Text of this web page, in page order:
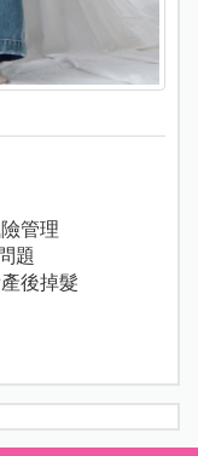
管理
題
後掉髮